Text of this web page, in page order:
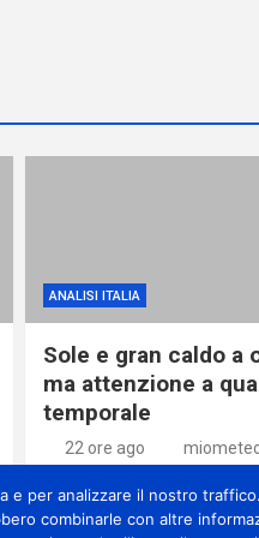
ANALISI ITALIA
Sole e gran caldo a
ma attenzione a
temporale
22 ore ago
per analizzare il nostro
combinarle con altre